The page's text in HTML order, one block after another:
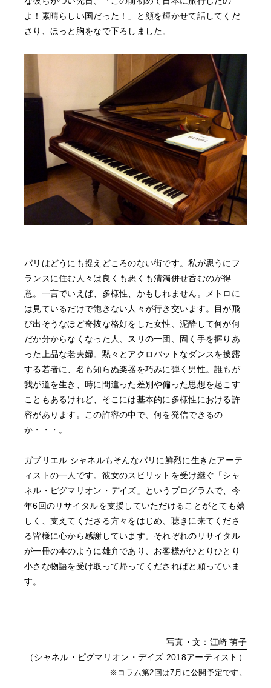
よ！素晴らしい国だった！」と顔を輝かせて話してくだ
さり、ほっと胸をなで下ろしました。
パリはどうにも捉えどころのない街です。私が思うにフ
ランスに住む人々は良くも悪くも清濁併せ呑むのが得
意。一言でいえば、多様性、かもしれません。メトロに
は見ているだけで飽きない人々が行き交います。目が飛
び出そうなほど奇抜な格好をした女性、泥酔して何が何
だか分からなくなった人、スリの一団、固く手を握りあ
った上品な老夫婦。黙々とアクロバットなダンスを披露
する若者に、名も知らぬ楽器を巧みに弾く男性。誰もが
我が道を生き、時に間違った差別や偏った思想を起こす
こともあるけれど、そこには基本的に多様性における許
容があります。この許容の中で、何を発信できるの
か・・・。
ガブリエル シャネルもそんなパリに鮮烈に生きたアーテ
ィストの一人です。彼女のスピリットを受け継ぐ「シャ
ネル・ピグマリオン・デイズ」というプログラムで、今
年6回のリサイタルを支援していただけることがとても嬉
しく、支えてくださる方々をはじめ、聴きに来てくださ
る皆様に心から感謝しています。それぞれのリサイタル
が一冊の本のように雄弁であり、お客様がひとりひとり
小さな物語を受け取って帰ってくださればと願っていま
す。
写真・文： 江崎 萌子
（シャネル・ピグマリオン・デイズ 2018アーティスト）
※コラム第2回は7月に公開予定です。